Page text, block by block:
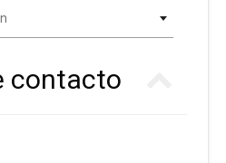
contacto